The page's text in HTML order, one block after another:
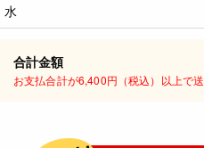
水
合計金額
お支払合計が6,400円（税込）以上で送